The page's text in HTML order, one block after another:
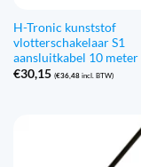
H-Tronic kunststof
vlotterschakelaar S1
aansluitkabel 10 meter
€30,15 (€36,48incl. BTW)